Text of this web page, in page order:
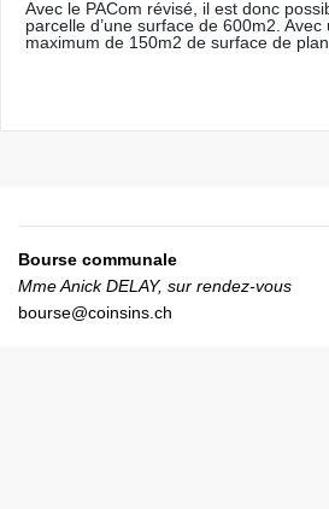
Avec le PACom révisé, il est donc
parcelle d’une surface de 600m2.
maximum de 150m2 de surface de
Bourse communale
Mme Anick DELAY, sur rendez-vous
bourse@coinsins.ch